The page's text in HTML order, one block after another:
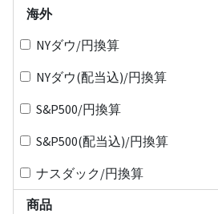
海外
NYダウ/円換算
NYダウ(配当込)/円換算
S&P500/円換算
S&P500(配当込)/円換算
ナスダック/円換算
商品